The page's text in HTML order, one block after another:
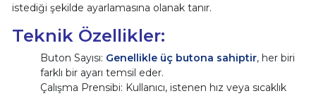
istediği şekilde ayarlamasına olanak tanır.
Teknik Özellikler:
Buton Sayısı: Genellikle üç butona sahiptir, her biri
farklı bir ayarı temsil eder.
Çalışma Prensibi: Kullanıcı, istenen hız veya sıcaklık